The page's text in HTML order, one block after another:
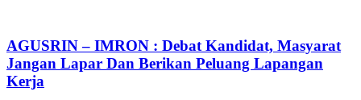
AGUSRIN – IMRON : Debat Kandidat, Masyarat
Jangan Lapar Dan Berikan Peluang Lapangan
Kerja